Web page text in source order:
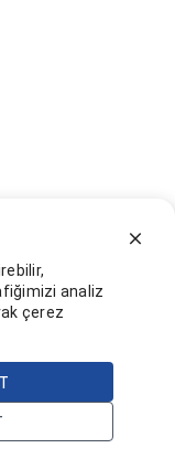
analiz
çerez